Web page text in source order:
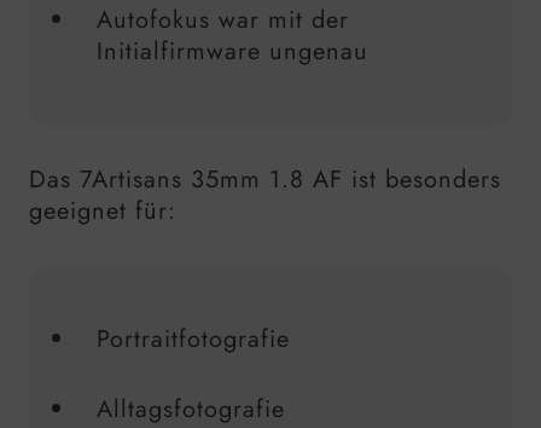
Autofokus war mit der
Initialfirmware ungenau
Das 7Artisans 35mm 1.8 AF ist besonders
geeignet für:
Portraitfotografie
Alltagsfotografie